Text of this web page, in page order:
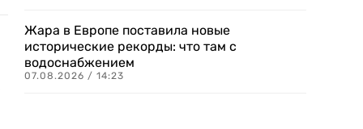
Жара в Европе поставила новые
исторические рекорды: что там с
водоснабжением
07.08.2026 / 14:23